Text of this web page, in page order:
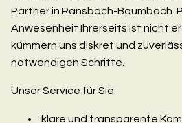
Partner in Ransbach-Baumbach.
Anwesenheit Ihrerseits ist nicht
kümmern uns diskret und
notwendigen Schritte.
Unser Service für Sie:
klare und transparente